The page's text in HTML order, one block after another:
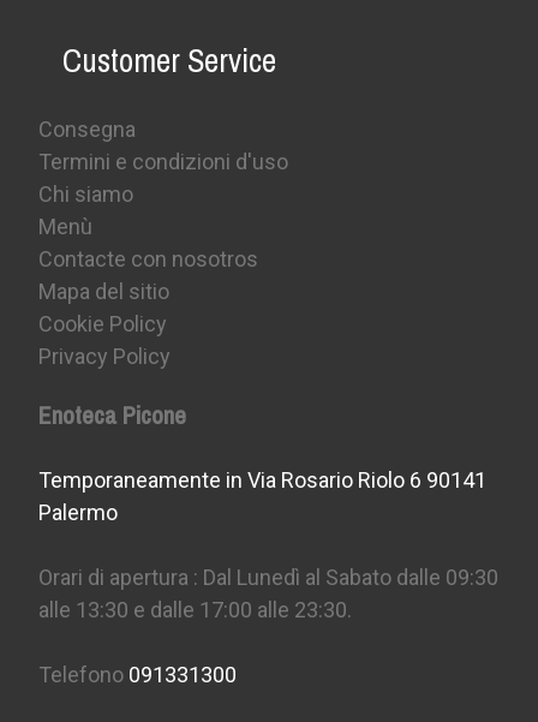
Customer Service
Consegna
Termini e condizioni d'uso
Chi siamo
Menù
Contacte con nosotros
Mapa del sitio
Cookie Policy
Privacy Policy
Enoteca Picone
Temporaneamente in Via Rosario Riolo 6 90141
Palermo
Orari di apertura : Dal Lunedì al Sabato dalle 09:30
alle 13:30 e dalle 17:00 alle 23:30.
Telefono 091331300